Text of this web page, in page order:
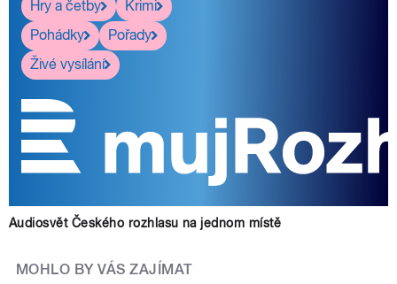
Hry a četby
Krimi
Pohádky
Pořady
Živé vysílání
Audiosvět Českého rozhlasu na jednom místě
MOHLO BY VÁS ZAJÍMAT